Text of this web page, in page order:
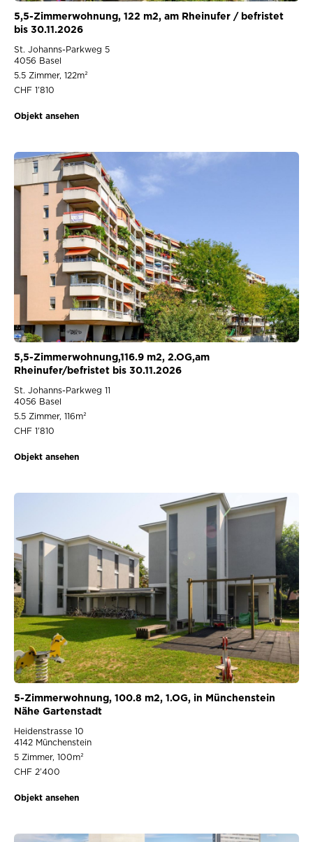
5,5-Zimmerwohnung, 122 m2, am Rheinufer / befristet
bis 30.11.2026
St. Johanns-Parkweg 5
4056 Basel
5.5 Zimmer, 122m²
CHF 1’810
Objekt ansehen
5,5-Zimmerwohnung,116.9 m2, 2.OG,am
Rheinufer/befristet bis 30.11.2026
St. Johanns-Parkweg 11
4056 Basel
5.5 Zimmer, 116m²
CHF 1’810
Objekt ansehen
5-Zimmerwohnung, 100.8 m2, 1.OG, in Münchenstein
Nähe Gartenstadt
Heidenstrasse 10
4142 Münchenstein
5 Zimmer, 100m²
CHF 2’400
Objekt ansehen